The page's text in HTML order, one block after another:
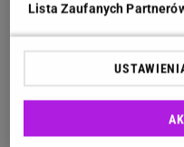
Pytamy o
Wiesz, z
Lista Zaufanych